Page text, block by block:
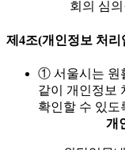
회의 심
제4조(개인정보 처
① 서울시는 원
같이 개인정보
확인할 수 있도
개